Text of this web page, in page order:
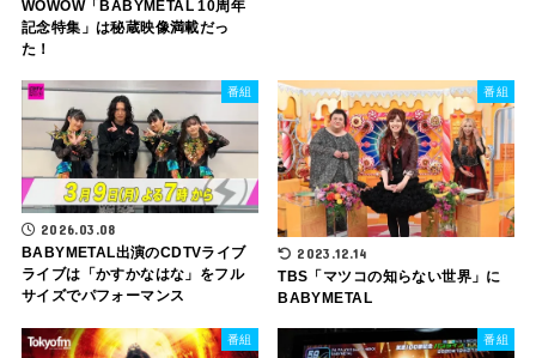
WOWOW「BABYMETAL 10周年
記念特集」は秘蔵映像満載だっ
た！
番組
2026.03.08
BABYMETAL出演のCDTVライブ
ライブは「かすかなはな」をフル
サイズでパフォーマンス
番組
2023.12.14
TBS「マツコの知らない世界」に
BABYMETAL
番組 番組